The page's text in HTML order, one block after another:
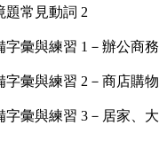
題常見動詞 2
字彙與練習 1－辦公商
字彙與練習 2－商店購
字彙與練習 3－居家、